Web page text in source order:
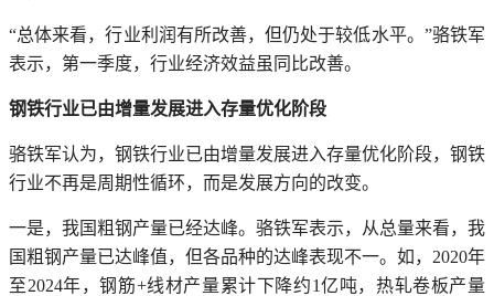
“总体来看，行业利润有所改善，但仍处于较低水平。”骆铁军
表示，第一季度，行业经济效益虽同比改善。
钢铁行业已由增量发展进入存量优化阶段
骆铁军认为，钢铁行业已由增量发展进入存量优化阶段，钢铁
行业不再是周期性循环，而是发展方向的改变。
一是，我国粗钢产量已经达峰。骆铁军表示，从总量来看，我
国粗钢产量已达峰值，但各品种的达峰表现不一。如，2020年
至2024年，钢筋+线材产量累计下降约1亿吨，热轧卷板产量